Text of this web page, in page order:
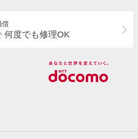
償
何度でも修理OK